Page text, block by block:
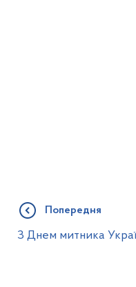
Попередня
З Днем митника